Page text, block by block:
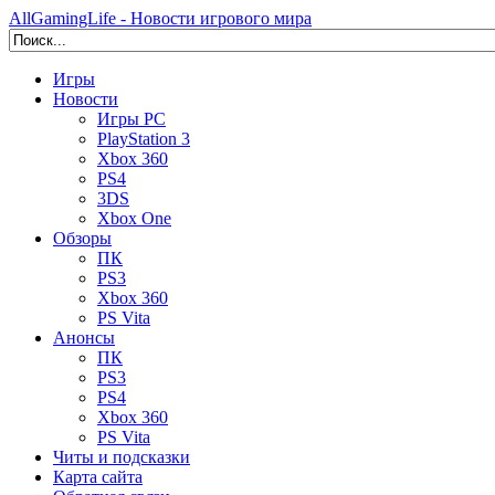
AllGamingLife - Новости игрового мира
Игры
Новости
Игры PC
PlayStation 3
Xbox 360
PS4
3DS
Xbox One
Обзоры
ПК
PS3
Xbox 360
PS Vita
Анонсы
ПК
PS3
PS4
Xbox 360
PS Vita
Читы и подсказки
Карта сайта